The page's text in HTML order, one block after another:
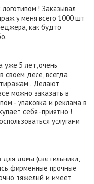
! Заказывал
у меня всего 1000 шт
как будто
уже 5 лет, очень
деле, всегда
. Делают
можно заказать в
- упаковка и реклама в
себя -приятно !
услугами
дома (светильники,
фирменные прочные
тяжелый и имеет